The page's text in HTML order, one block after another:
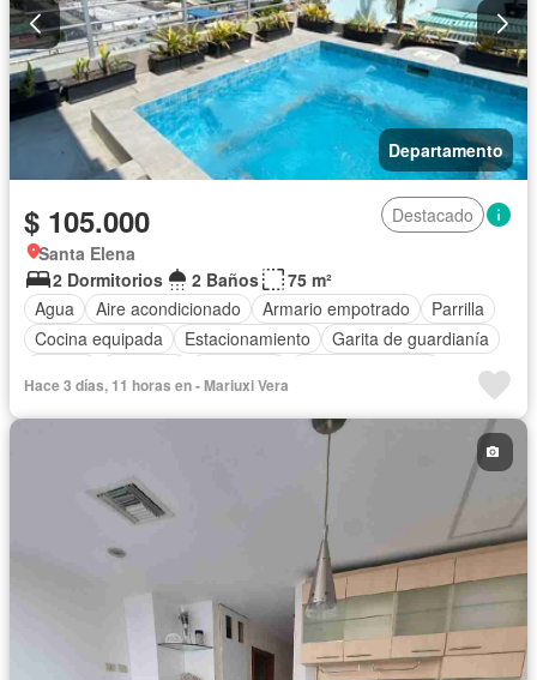
Departamento
$ 105.000
Destacado
Santa Elena
2 Dormitorios
2 Baños
75 m²
Agua
Aire acondicionado Armario empotrado
Parrilla
Cocina equipada
Estacionamiento
Garita de guardianía
Sin amoblar
Hace 3 días, 11 horas en - Mariuxi Vera